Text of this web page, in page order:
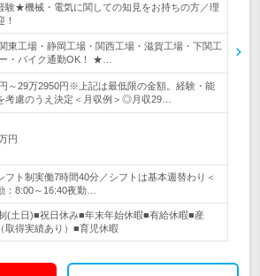
験★機械・電気に関しての知見をお持ちの方／理
！
東工場・静岡工場・関西工場・滋賀工場・下関工
・バイク通勤OK！ ★…
～29万2950円※上記は最低限の金額。経験・能
考慮のうえ決定＜月収例＞◎月収29…
円
フト制実働7時間40分／シフトは基本週替わり＜
：8:00～16:40夜勤…
(土日)■祝日休み■年末年始休暇■有給休暇■産
取得実績あり）■育児休暇